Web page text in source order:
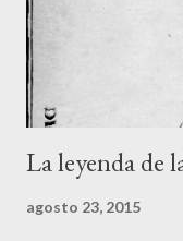
La leyenda de
agosto 23, 2015